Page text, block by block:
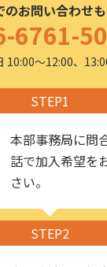
のお問い合わせ
6761-
10:00〜12:00、
STEP1
本部事務局に問
話で加入希望を
さい。
STEP2